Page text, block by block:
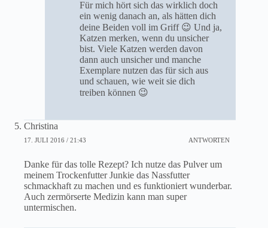
Für mich hört sich das wirklich doch
ein wenig danach an, als hätten dich
deine Beiden voll im Griff 😉 Und ja,
Katzen merken, wenn du unsicher
bist. Viele Katzen werden davon
dann auch unsicher und manche
Exemplare nutzen das für sich aus
und schauen, wie weit sie dich
treiben können 😉
Christina
17. JULI 2016 / 21:43 ANTWORTEN
Danke für das tolle Rezept? Ich nutze das Pulver um
meinem Trockenfutter Junkie das Nassfutter
schmackhaft zu machen und es funktioniert wunderbar.
Auch zermörserte Medizin kann man super
untermischen.